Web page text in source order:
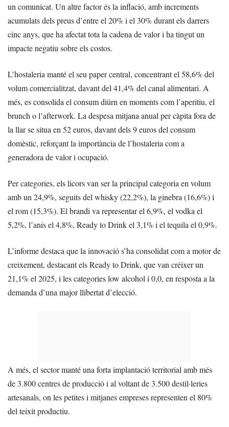
un comunicat. Un altre factor és la inflació, amb increments
acumulats dels preus d’entre el 20% i el 30% durant els darrers
cinc anys, que ha afectat tota la cadena de valor i ha tingut un
impacte negatiu sobre els costos.
L’hostaleria manté el seu paper central, concentrant el 58,6% del
volum comercialitzat, davant del 41,4% del canal alimentari. A
més, es consolida el consum diürn en moments com l’aperitiu, el
brunch o l’afterwork. La despesa mitjana anual per càpita fora de
la llar se situa en 52 euros, davant dels 9 euros del consum
domèstic, reforçant la importància de l’hostaleria com a
generadora de valor i ocupació.
Per categories, els licors van ser la principal categoria en volum
amb un 24,9%, seguits del whisky (22,2%), la ginebra (16,6%) i
el rom (15,3%). El brandi va representar el 6,9%, el vodka el
5,2%, l’anís el 4,8%, Ready to Drink el 3,1% i el tequila el 0,9%.
L’informe destaca que la innovació s’ha consolidat com a motor de
creixement, destacant els Ready to Drink, que van créixer un
21,1% el 2025, i les categories low alcohol i 0,0, en resposta a la
demanda d’una major llibertat d’elecció.
A més, el sector manté una forta implantació territorial amb més
de 3.800 centres de producció i al voltant de 3.500 destil·leries
artesanals, on les petites i mitjanes empreses representen el 80%
del teixit productiu.